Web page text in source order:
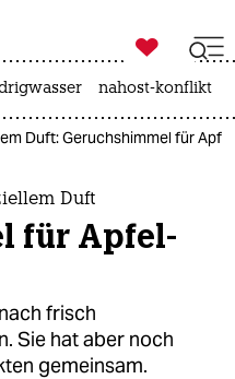

taz zahl ich
nahost-konflikt
Duft: Geruchshimmel für
Duft
für Apfel-
frisch
Sie hat aber noch
gemeinsam.